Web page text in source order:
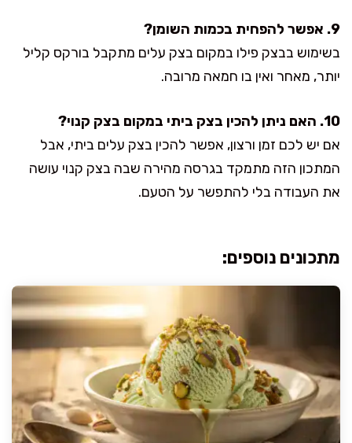
9. אפשר להפחית בכמות השומן?
בשימוש בבצק פילו במקום בצק עלים מתקבל בורקס קליל
יותר, מאחר ואין בו חמאה מרובה.
10. האם ניתן להכין בצק ביתי במקום בצק קנוי?
אם יש לכם זמן ורצון, אפשר להכין בצק עלים ביתי, אבל
המתכון הזה מתמקד בגרסה מהירה שבה בצק קנוי עושה
את העבודה בלי להתפשר על הטעם.
מתכונים נוספים: